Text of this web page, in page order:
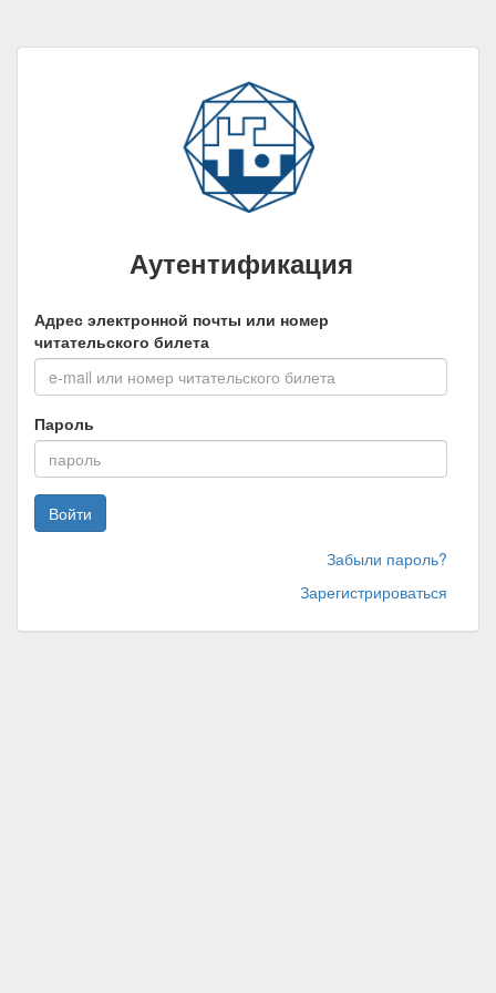
Аутентификация
Адрес электронной почты или номер
читательского билета
Пароль
Войти
Забыли пароль?
Зарегистрироваться